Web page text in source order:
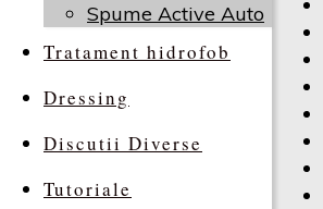
Spume Active Auto
Tratament hidrofob
Dressing
Discutii Diverse
Tutoriale